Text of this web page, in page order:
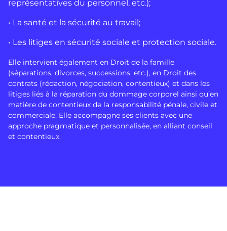
représentatives du personnel, etc.);
• La santé et la sécurité au travail;
• Les litiges en sécurité sociale et protection sociale.
Elle intervient également en Droit de la famille
(séparations, divorces, successions, etc.), en Droit des
contrats (rédaction, négociation, contentieux) et dans les
litiges liés à la réparation du dommage corporel ainsi qu’en
matière de contentieux de la responsabilité pénale, civile et
commerciale. Elle accompagne ses clients avec une
approche pragmatique et personnalisée, en alliant conseil
et contentieux.